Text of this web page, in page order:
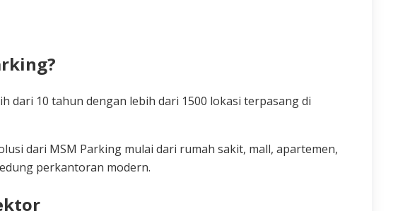
dari 10 tahun dengan lebih dari 1500 lokasi terpasang di
dari MSM Parking mulai dari rumah sakit, mall, apartemen,
perkantoran modern.